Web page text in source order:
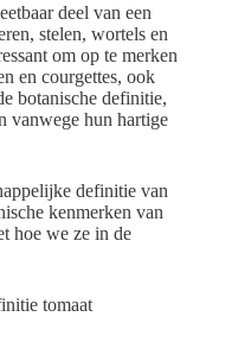
deel van een
stelen, wortels en
om op te merken
en courgettes, ook
botanische definitie,
vanwege hun hartige
definitie van
kenmerken van
hoe we ze in de